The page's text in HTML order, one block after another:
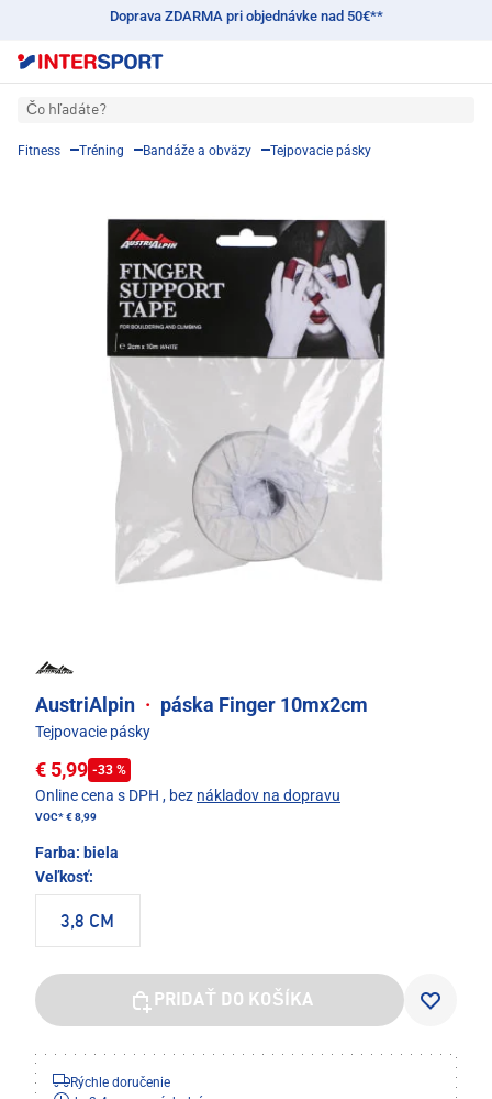
Doprava ZDARMA pri objednávke nad 50€**
Čo hľadáte?
Fitness Tréning Bandáže a obväzy Tejpovacie pásky
AustriAlpin · páska Finger 10mx2cm
Tejpovacie pásky
€ 5,99 -33 %
Online cena s DPH , bez nákladov na dopravu
VOC*€ 8,99
Farba: biela
Veľkosť:
3,8 CM
PRIDAŤ DO KOŠÍKA
Rýchle doručenie